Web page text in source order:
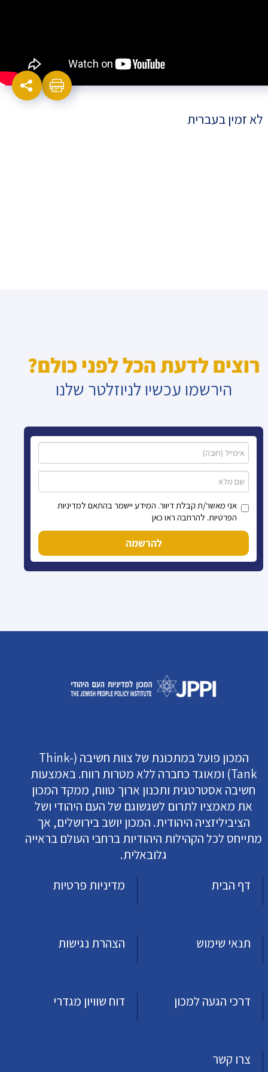
לא זמין בעברית
רוצים לדעת הכל לפני כולם?
הירשמו עכשיו לניוזלטר שלנו
אני מאשר/ת קבלת דיוור. המידע יישמר בהתאם למדיניות
הפרטיות. להרחבה ראו כאן
להרשמה
המכון פועל במתכונת של צוות חשיבה (Think-
Tank) ומאוגד כחברה ללא מטרות רווח. באמצעות
חשיבה אסטרטגית ותכנון ארוך טווח, ממקד המכון
את מאמציו לתרום לשגשוגם של העם היהודי ושל
הציביליזציה היהודית. המכון יושב בירושלים, אך
מתייחס לכל הקהילות היהודיות ברחבי העולם בראייה
גלובאלית.
דף הבית
מדיניות פרטיות
תנאי שימוש הצהרת נגישות
דרכי הגעה למכון דוח שוויון מגדרי
צרו קשר